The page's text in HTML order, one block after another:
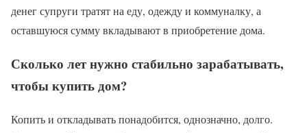
денег супруги тратят на еду, одежду и коммуналку, а
оставшуюся сумму вкладывают в приобретение дома.
Сколько лет нужно стабильно зарабатывать,
чтобы купить дом?
Копить и откладывать понадобится, однозначно, долго.